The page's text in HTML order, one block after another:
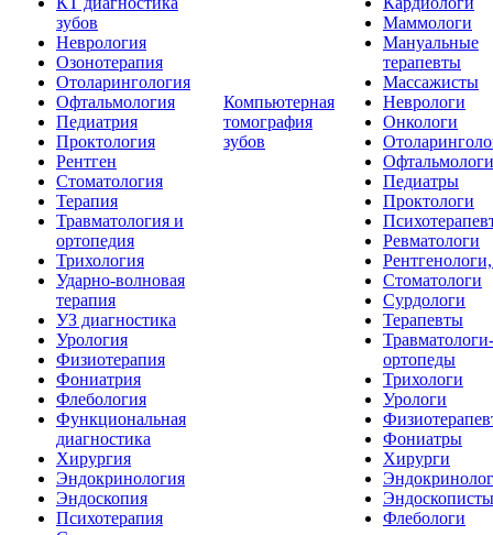
зубов
Неврология
Озонотерапия
Отоларингология
Офтальмология
Педиатрия
Проктология
Рентген
Стоматология
Терапия
Травматология и
ортопедия
Трихология
Ударно-волновая
терапия
УЗ диагностика
Урология
Физиотерапия
Фониатрия
Флебология
Функциональная
диагностика
Хирургия
Эндокринология
Эндоскопия
Психотерапия
Компьютерная
томография
зубов
Маммологи
Мануальные
терапевты
Массажисты
Неврологи
Онкологи
Офтальмологи
Педиатры
Проктологи
Ревматологи
Стоматологи
Сурдологи
Терапевты
Травматологи-
ортопеды
Трихологи
Урологи
Фониатры
Хирурги
Эндоскописты
Флебологи